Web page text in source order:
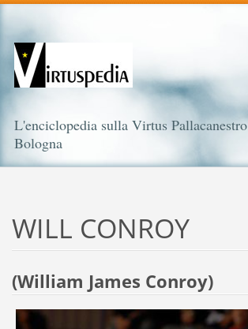
L'enciclopedia sulla Virtus Pallacanestro
Bologna
WILL CONROY
(William James Conroy)